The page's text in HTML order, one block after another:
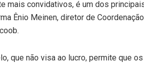
mais convidativos, é um dos
Ênio Meinen, diretor de
que não visa ao lucro, permite que